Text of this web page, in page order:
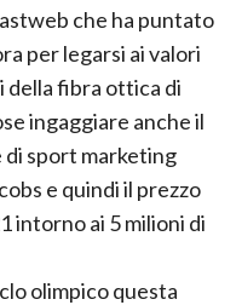
che ha puntato
per legarsi ai valori
della fibra ottica di
ingaggiare anche il
di sport marketing
e quindi il prezzo
intorno ai 5 milioni di
olimpico questa